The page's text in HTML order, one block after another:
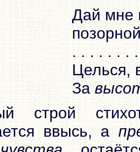
Дай мне
. . . . . . .
Целься,
За
строй
ввысь, а